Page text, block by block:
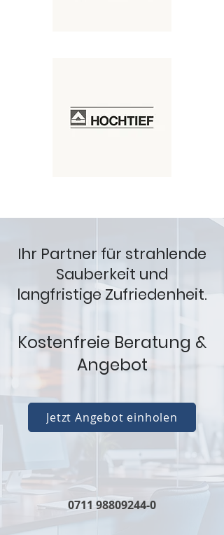
Ihr Partner für strahlende
Sauberkeit und
langfristige Zufriedenheit.
Kostenfreie Beratung &
Angebot
Jetzt Angebot einholen
0711 98809244-0